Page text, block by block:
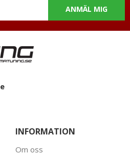
ANMÄL MIG
INFORMATION
Om oss